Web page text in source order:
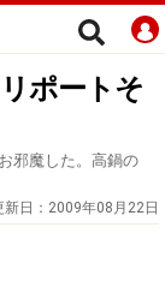
ポートそ
邪魔した。高鍋の
新日： 2009年08月22日